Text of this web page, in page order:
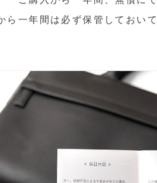
ら一年間は必ず保管しておい